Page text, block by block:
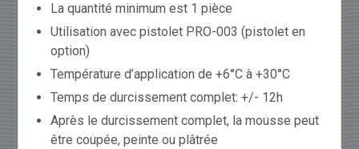
La quantité minimum est 1 pièce
Utilisation avec pistolet PRO-003 (pistolet en
option)
Température d’application de +6°C à +30°C
Temps de durcissement complet: +/- 12h
Après le durcissement complet, la mousse peut
être coupée, peinte ou plâtrée